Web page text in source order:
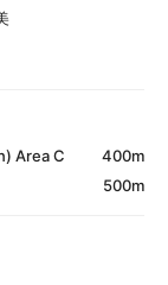
Area C
400m
500m